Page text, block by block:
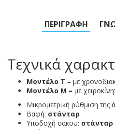
ΠΕΡΙΓΡΑΦΉ
Τεχνικά
Μοντέλο T = με
Μοντέλο M = με
Μικρομετρική ρύθμιση της
Βαφή: στάνταρ
Υποδοχή σάκου: στάνταρ